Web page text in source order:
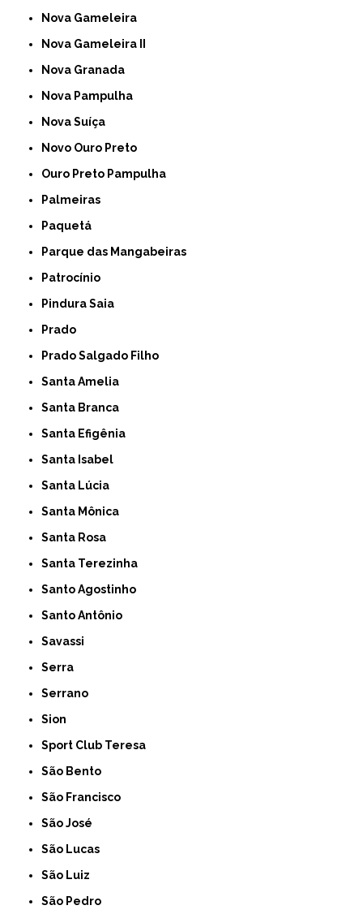
Nova Gameleira
Nova Gameleira II
Nova Granada
Nova Pampulha
Nova Suíça
Novo Ouro Preto
Ouro Preto Pampulha
Palmeiras
Paquetá
Parque das Mangabeiras
Patrocínio
Pindura Saia
Prado
Prado Salgado Filho
Santa Amelia
Santa Branca
Santa Efigênia
Santa Isabel
Santa Lúcia
Santa Mônica
Santa Rosa
Santa Terezinha
Santo Agostinho
Santo Antônio
Savassi
Serra
Serrano
Sion
Sport Club Teresa
São Bento
São Francisco
São José
São Lucas
São Luiz
São Pedro